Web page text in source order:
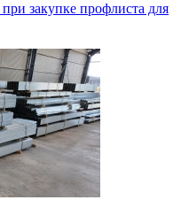
закупке профлиста для